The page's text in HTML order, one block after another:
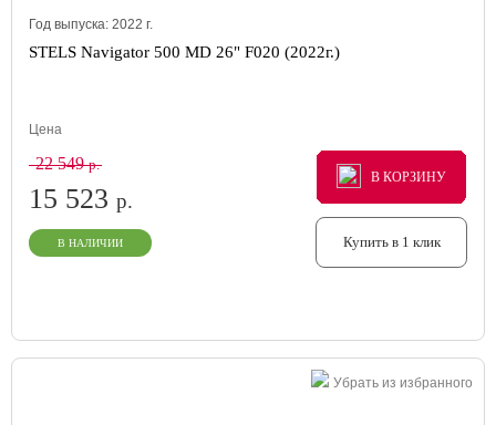
Год выпуска: 2022 г.
STELS Navigator 500 MD 26" F020 (2022г.)
Цена
22 549р.
15 523 р.
В НАЛИЧИИ
В КОРЗИНУ
В КОРЗИНУ
В КОРЗИНУ
Купить в 1 клик
Убрать из избранного